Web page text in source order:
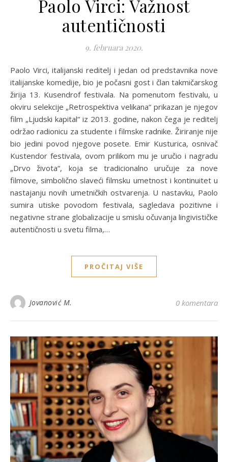
Paolo Virci: Važnost
autentičnosti
9. februara 2020.
Paolo Virci, italijanski reditelj i jedan od predstavnika nove
italijanske komedije, bio je počasni gost i član takmičarskog
žirija 13. Kusendrof festivala. Na pomenutom festivalu, u
okviru selekcije „Retrospektiva velikana“ prikazan je njegov
film „Ljudski kapital“ iz 2013. godine, nakon čega je reditelj
održao radionicu za studente i filmske radnike. Žiriranje nije
bio jedini povod njegove posete. Emir Kusturica, osnivač
Kustendor festivala, ovom prilikom mu je uručio i nagradu
„Drvo života“, koja se tradicionalno uručuje za nove
filmove, simbolično slaveći filmsku umetnost i kontinuitet u
nastajanju novih umetničkih ostvarenja. U nastavku, Paolo
sumira utiske povodom festivala, sagledava pozitivne i
negativne strane globalizacije u smislu očuvanja lingivističke
autentičnosti u svetu filma,…
PROČITAJ VIŠE
Jovanović M. 0 komentara